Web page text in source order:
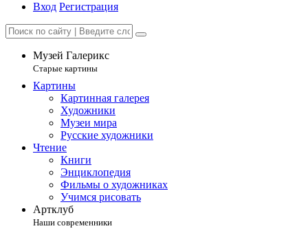
Вход Регистрация
Музей Галерикс
Старые картины
Картины
Картинная галерея
Художники
Музеи мира
Русские художники
Чтение
Книги
Энциклопедия
Фильмы о художниках
Учимся рисовать
Артклуб
Наши современники